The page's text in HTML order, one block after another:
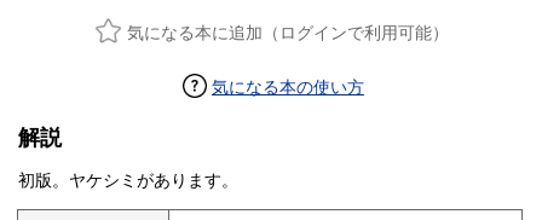
気になる本に追加（ログインで利用可能）
気になる本の使い方
解説
初版。ヤケシミがあります。